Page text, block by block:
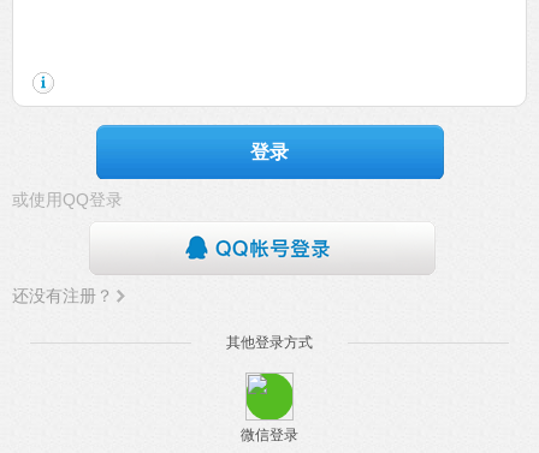
登录
或使用QQ登录
还没有注册？
其他登录方式
微信登录